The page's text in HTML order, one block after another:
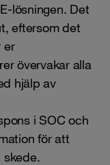
lösningen. Det
eftersom det
er
övervakar alla
hjälp av
i SOC och
för att
skede.